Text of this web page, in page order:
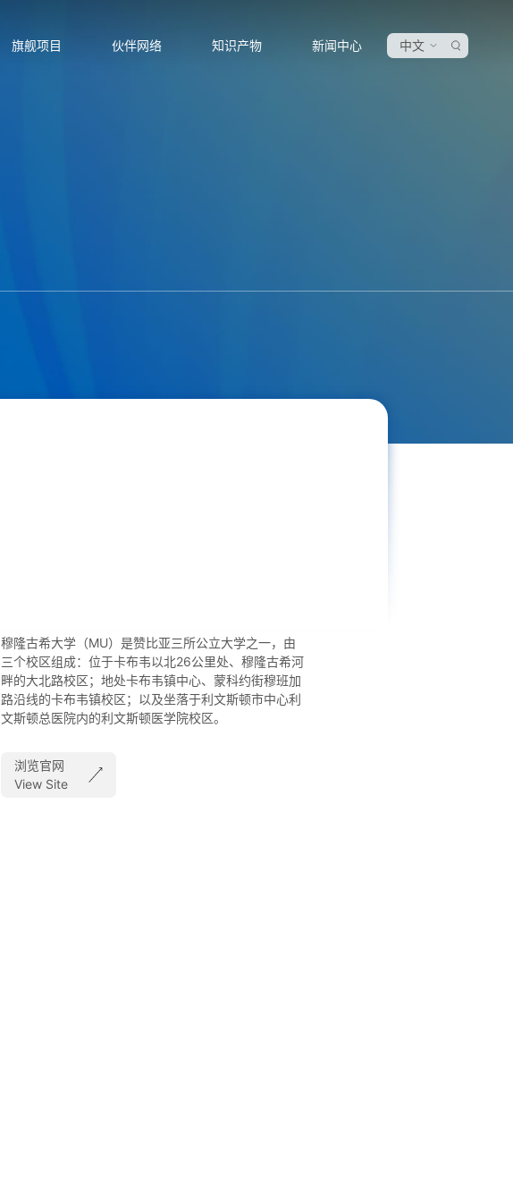
中文
旗舰项目 伙伴网络 知识产物 新闻中心
穆隆古希大学（MU）是赞比亚三所公立大学之一，由
三个校区组成：位于卡布韦以北26公里处、穆隆古希河
畔的大北路校区；地处卡布韦镇中心、蒙科约街穆班加
路沿线的卡布韦镇校区；以及坐落于利文斯顿市中心利
文斯顿总医院内的利文斯顿医学院校区。
浏览官网
View Site